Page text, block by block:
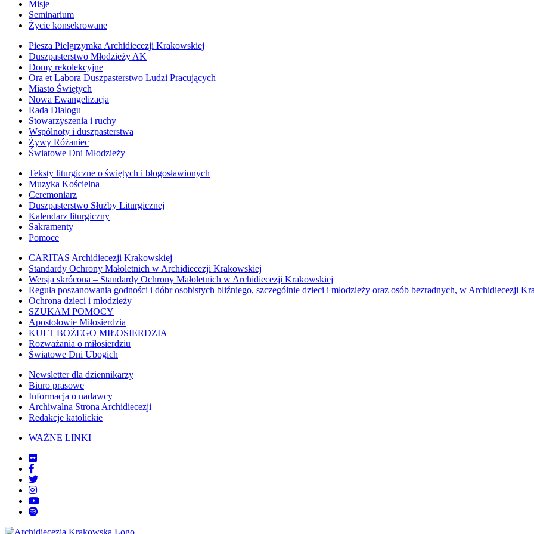
Misje
Seminarium
Życie konsekrowane
Piesza Pielgrzymka Archidiecezji Krakowskiej
Duszpasterstwo Młodzieży AK
Domy rekolekcyjne
Ora et Labora Duszpasterstwo Ludzi Pracujących
Miasto Świętych
Nowa Ewangelizacja
Rada Dialogu
Stowarzyszenia i ruchy
Wspólnoty i duszpasterstwa
Żywy Różaniec
Światowe Dni Młodzieży
Teksty liturgiczne o świętych i błogosławionych
Muzyka Kościelna
Ceremoniarz
Duszpasterstwo Służby Liturgicznej
Kalendarz liturgiczny
Sakramenty
Pomoce
CARITAS Archidiecezji Krakowskiej
Standardy Ochrony Małoletnich w Archidiecezji Krakowskiej
Wersja skrócona – Standardy Ochrony Małoletnich w Archidiecezji Krakowskiej
Reguła poszanowania godności i dóbr osobistych bliźniego, szczególnie dzieci i młodzieży oraz osób bezradnych, w Archidiecezji
Ochrona dzieci i młodzieży
SZUKAM POMOCY
Apostołowie Miłosierdzia
KULT BOŻEGO MIŁOSIERDZIA
Rozważania o miłosierdziu
Światowe Dni Ubogich
Newsletter dla dziennikarzy
Biuro prasowe
Informacja o nadawcy
Archiwalna Strona Archidiecezji
Redakcje katolickie
WAŻNE LINKI